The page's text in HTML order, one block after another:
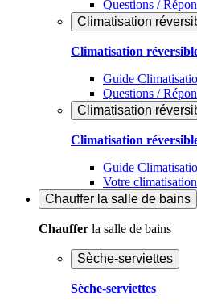
Questions /
Climatisation
Climatisation
Guide
Questions /
Climatisation
Climatisation
Guide
Votre
Chauffer la salle de bains
Chauffer la salle de bains
Sèche-serviettes
Sèche-serviettes